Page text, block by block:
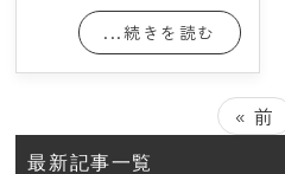
...続きを読む
« 前
最新記事一覧